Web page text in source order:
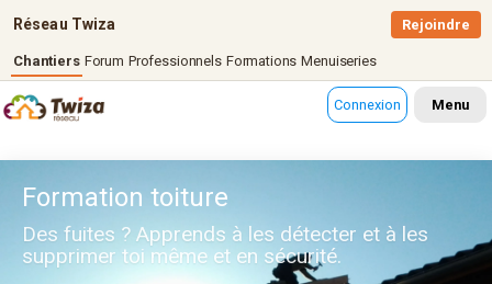
Réseau Twiza
Chantiers Forum Professionnels Formations Menuiseries
Rejoindre
Connexion Menu
Formation toiture
Des fuites ? Apprends à les détecter et à les
supprimer toi même et en sécurité.